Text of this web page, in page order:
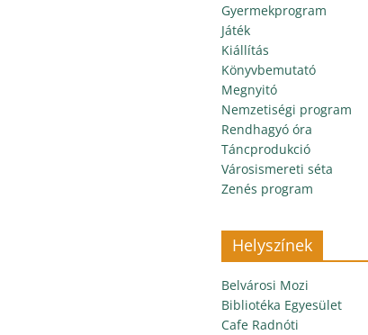
Gyermekprogram
Játék
Kiállítás
Könyvbemutató
Megnyitó
Nemzetiségi program
Rendhagyó óra
Táncprodukció
Városismereti séta
Zenés program
Helyszínek
Belvárosi Mozi
Bibliotéka Egyesület
Cafe Radnóti